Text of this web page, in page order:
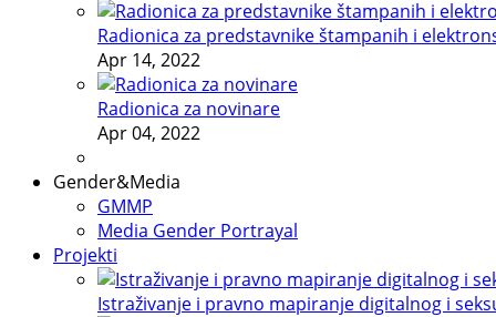
Radionica za predstavnike štampanih i
Apr 14, 2022
Radionica za novinare
Apr 04, 2022
Gender&Media
GMMP
Media Gender Portrayal
Projekti
Istraživanje i pravno mapiranje digitalnog i